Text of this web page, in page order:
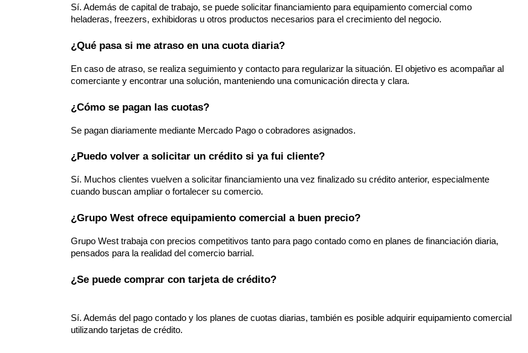
Sí. Además de capital de trabajo, se puede solicitar financiamiento para equipamiento comercial como
heladeras, freezers, exhibidoras u otros productos necesarios para el crecimiento del negocio.
¿Qué pasa si me atraso en una cuota diaria?
En caso de atraso, se realiza seguimiento y contacto para regularizar la situación. El objetivo es acompañar al
comerciante y encontrar una solución, manteniendo una comunicación directa y clara.
¿Cómo se pagan las cuotas?
Se pagan diariamente mediante Mercado Pago o cobradores asignados.
¿Puedo volver a solicitar un crédito si ya fui cliente?
Sí. Muchos clientes vuelven a solicitar financiamiento una vez finalizado su crédito anterior, especialmente
cuando buscan ampliar o fortalecer su comercio.
¿Grupo West ofrece equipamiento comercial a buen precio?
Grupo West trabaja con precios competitivos tanto para pago contado como en planes de financiación diaria,
pensados para la realidad del comercio barrial.
¿Se puede comprar con tarjeta de crédito?
Sí. Además del pago contado y los planes de cuotas diarias, también es posible adquirir equipamiento comercial
utilizando tarjetas de crédito.